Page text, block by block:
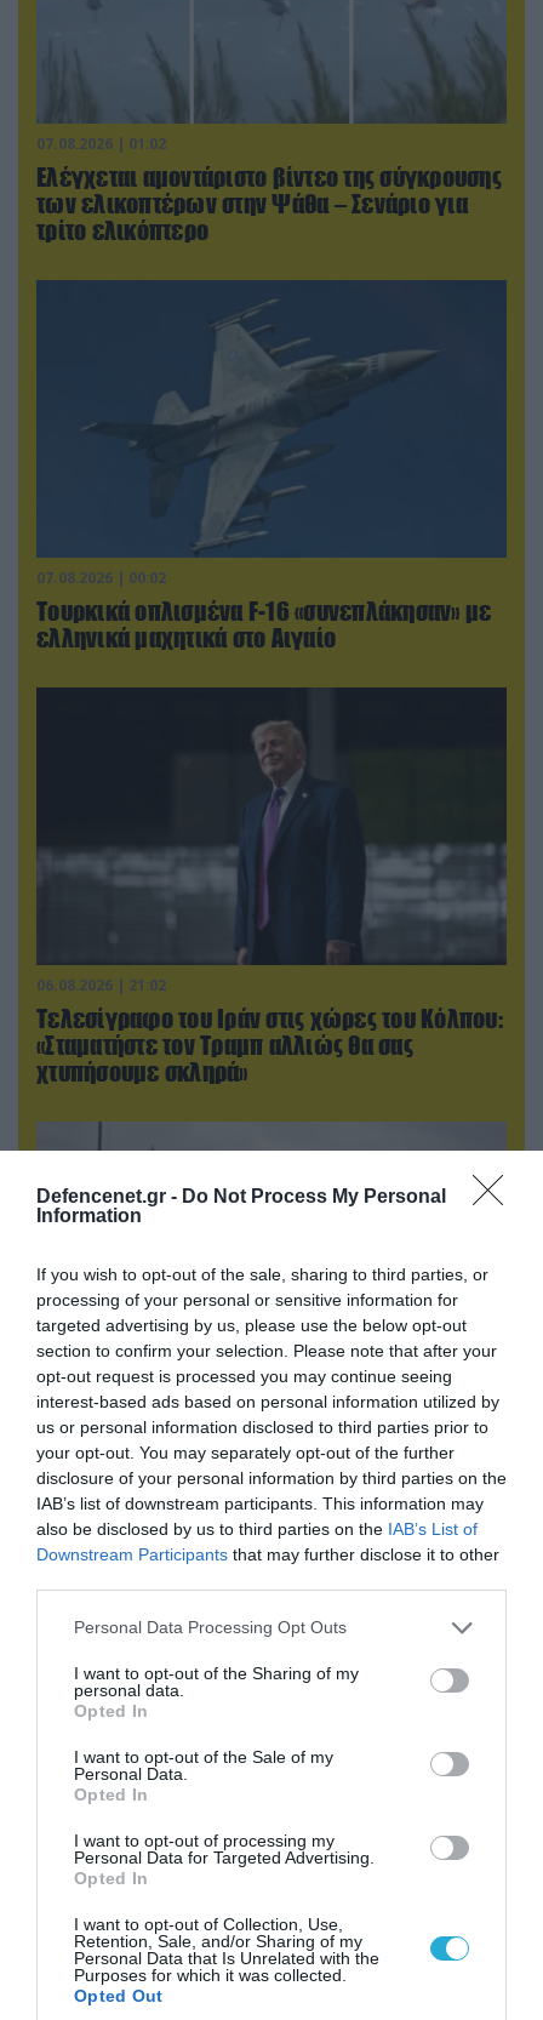
Defencenet.gr - Do Not Process My Personal
Information
If you wish to opt-out of the sale, sharing to third parties, or
processing of your personal or sensitive information for
targeted advertising by us, please use the below opt-out
section to confirm your selection. Please note that after your
opt-out request is processed you may continue seeing
interest-based ads based on personal information utilized by
us or personal information disclosed to third parties prior to
your opt-out. You may separately opt-out of the further
disclosure of your personal information by third parties on the
IAB’s list of downstream participants. This information may
also be disclosed by us to third parties on the IAB’s List of
Downstream Participants that may further disclose it to other
Please note that this website/app uses one or more Google
not limited to your visit or usage behaviour. You may click to
grant or deny consent to Google and its third-party tags to
use your data for below specified purposes in below Google
consent section.
Personal Data Processing Opt Outs
I want to opt-out of the Sharing of my
personal data.
Opted In
I want to opt-out of the Sale of my
Personal Data.
Opted In
I want to opt-out of processing my
Personal Data for Targeted Advertising.
Opted In
I want to opt-out of Collection, Use,
Retention, Sale, and/or Sharing of my
Personal Data that Is Unrelated with the
Purposes for which it was collected.
Opted Out
07.08.2026 | 01:02
Ελέγχεται αμοντάριστο βίντεο της σύγκρουσης
των ελικοπτέρων στην Ψάθα – Σενάριο για
τρίτο ελικόπτερο
07.08.2026 | 00:02
Τουρκικά οπλισμένα F-16 «συνεπλάκησαν» με
ελληνικά μαχητικά στο Αιγαίο
06.08.2026 | 21:02
Τελεσίγραφο του Ιράν στις χώρες του Κόλπου:
«Σταματήστε τον Τραμπ αλλιώς θα σας
χτυπήσουμε σκληρά»
06.08.2026 | 17:02
Ουκρανία: Αποκαλύφθηκε ο αριθμός των
ξένων εθελοντών που πολεμούν για το Κίεβο
«Επιχείρηση ελεύθερα πεζοδρόμια» στην
Αθήνα: Απομακρύνθηκαν παράνομα
αντικείμενα από κοινόχρηστους χώρους